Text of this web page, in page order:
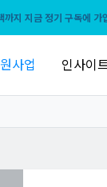
지 지금 정기 구독에 가
사업 인사이